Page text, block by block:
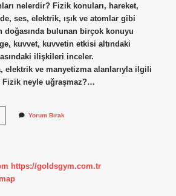
nelerdir? Fizik konuları, hareket,
ses, elektrik, ışık ve atomlar gibi
doğasında bulunan birçok konuyu
kuvvet, kuvvetin etkisi altındaki
ilişkileri inceler.
elektrik ve manyetizma alanlarıyla ilgili
Fizik neyle uğraşmaz?…
Yorum Bırak
https://goldsgym.com.tr